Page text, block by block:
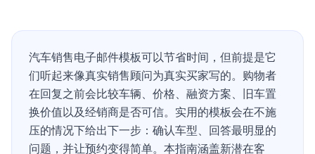
汽车销售电子邮件模板可以节省时间，但前提是它
们听起来像真实销售顾问为真实买家写的。购物者
在回复之前会比较车辆、价格、融资方案、旧车置
换价值以及经销商是否可信。实用的模板会在不施
压的情况下给出下一步：确认车型、回答最明显的
问题，并让预约变得简单。本指南涵盖新潜在客